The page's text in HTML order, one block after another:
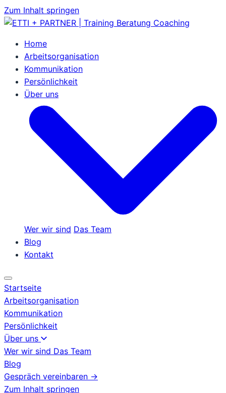
Zum
Inhalt
Zum Inhalt springen
Home
Arbeitsorganisation
Kommunikation
Persönlichkeit
Über uns
Wer wir sind Das Team
Blog
Kontakt
Startseite
Arbeitsorganisation
Kommunikation
Persönlichkeit
Über uns
Wer wir sind Das Team
Blog
Gespräch vereinbaren →
Zum Inhalt springen